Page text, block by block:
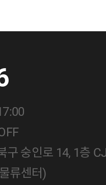
구 숭인로 14, 1층
류센터)